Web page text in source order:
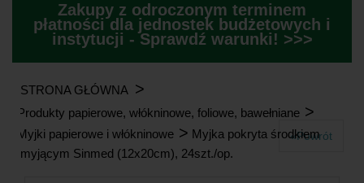
Zakupy z odroczonym terminem
płatności dla jednostek budżetowych i
instytucji - Sprawdź warunki! >>>
STRONA GŁÓWNA >
Produkty papierowe, włókninowe, foliowe, bawełniane >
Myjki papierowe i włókninowe > Myjka pokryta środkiem
myjącym Sinmed (12x20cm), 24szt./op.
«Powrót